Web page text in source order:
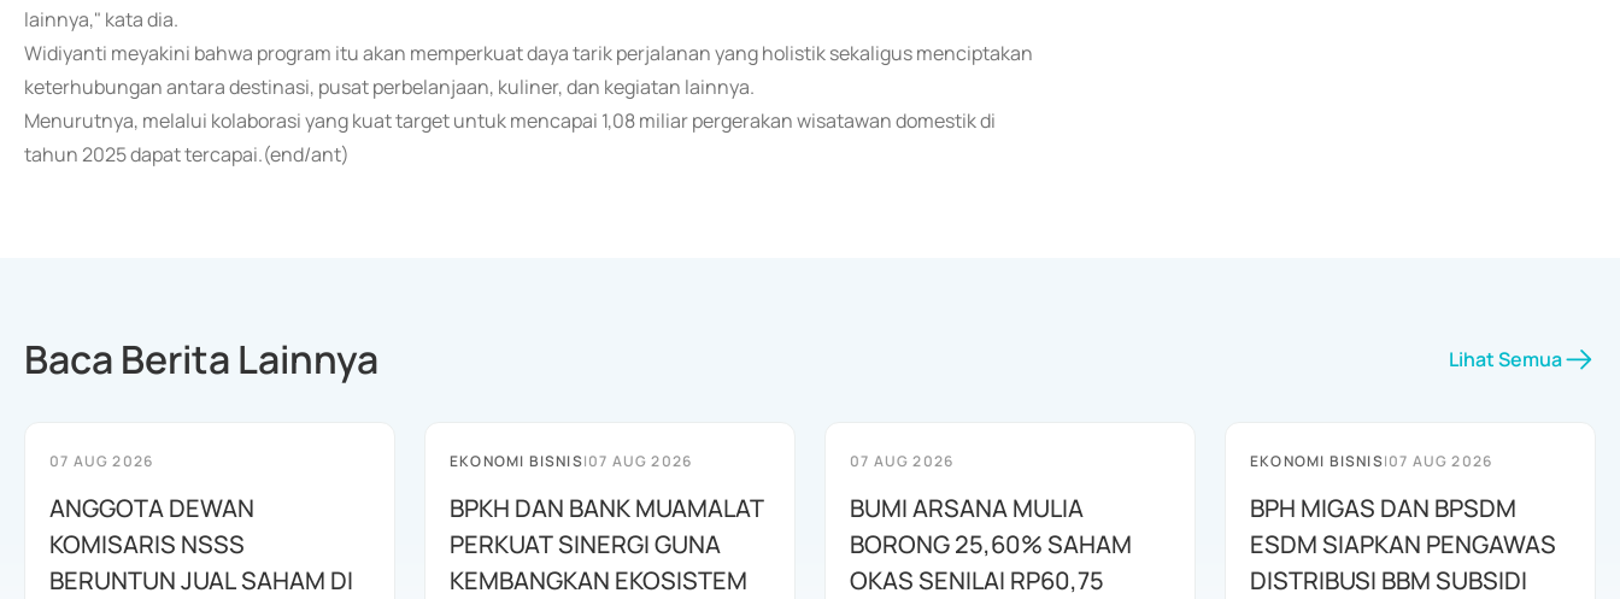
lainnya," kata dia.
Widiyanti meyakini bahwa program itu akan memperkuat daya tarik perjalanan yang holistik sekaligus menciptakan
keterhubungan antara destinasi, pusat perbelanjaan, kuliner, dan kegiatan lainnya.
Menurutnya, melalui kolaborasi yang kuat target untuk mencapai 1,08 miliar pergerakan wisatawan domestik di
tahun 2025 dapat tercapai.(end/ant)
Baca Berita Lainnya Lihat Semua
07 AUG 2026
ANGGOTA DEWAN
KOMISARIS NSSS
BERUNTUN JUAL SAHAM DI
EKONOMI BISNIS|07 AUG 2026
BPKH DAN BANK MUAMALAT
PERKUAT SINERGI GUNA
KEMBANGKAN EKOSISTEM
07 AUG 2026
BUMI ARSANA MULIA
BORONG 25,60% SAHAM
OKAS SENILAI RP60,75
EKONOMI BISNIS|07 AUG 2026
BPH MIGAS DAN BPSDM
ESDM SIAPKAN PENGAWAS
DISTRIBUSI BBM SUBSIDI